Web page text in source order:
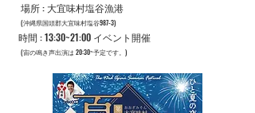
​場所 : 大宜味村塩谷漁港
​(沖縄県国頭郡大宜味村塩谷987-3)
​時間 : 13:30~21:00 イベント開催
​(宙の鳴き声出演は 20:30~予定です。)